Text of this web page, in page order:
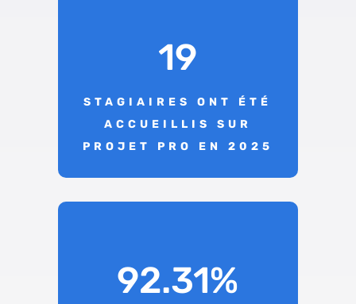
19
STAGIAIRES ONT ÉTÉ
ACCUEILLIS SUR
PROJET PRO EN 2025
92.31%